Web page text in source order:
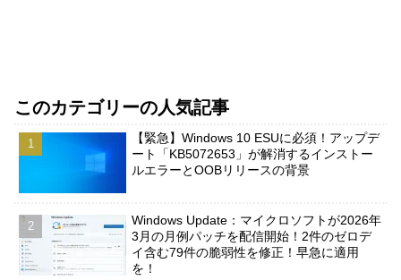
このカテゴリーの人気記事
【緊急】Windows 10 ESUに必須！アップデ
ート「KB5072653」が解消するインストー
ルエラーとOOBリリースの背景
Windows Update：マイクロソフトが2026年
3月の月例パッチを配信開始！2件のゼロデ
イ含む79件の脆弱性を修正！早急に適用
を！